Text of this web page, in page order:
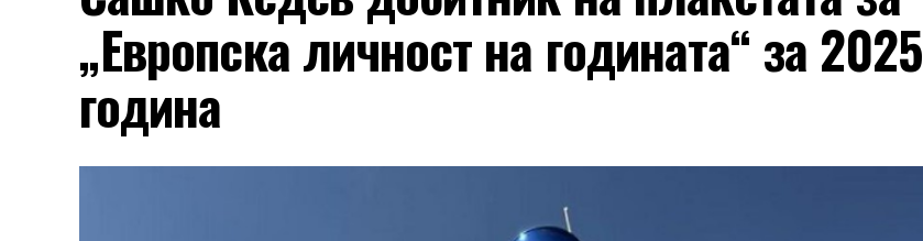
„Европска личност на годината“ за 2025
година